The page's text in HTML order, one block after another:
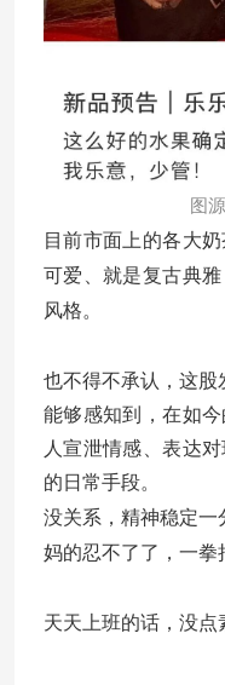
图
目前市面上的各大
可爱、就是复古典
风格。
也不得不承认，这股
能够感知到，在如
人宣泄情感、表达
的日常手段。
没关系，精神稳定一
妈的忍不了了，一拳
天天上班的话，没点